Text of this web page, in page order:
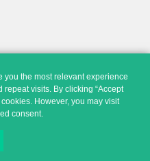
you the most relevant experience
visits. By clicking “Accept
However, you may visit
consent.
傳理學院, 新聞系 |
rights reserved.